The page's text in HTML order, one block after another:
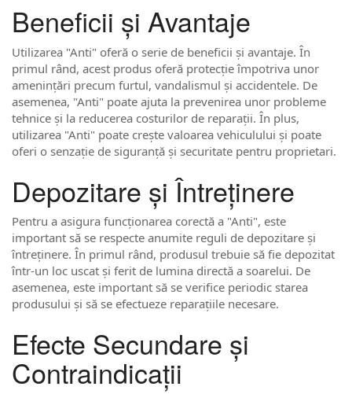
Beneficii și Avantaje
Utilizarea "Anti" oferă o serie de beneficii și avantaje. În
primul rând, acest produs oferă protecție împotriva unor
amenințări precum furtul, vandalismul și accidentele. De
asemenea, "Anti" poate ajuta la prevenirea unor probleme
tehnice și la reducerea costurilor de reparații. În plus,
utilizarea "Anti" poate crește valoarea vehiculului și poate
oferi o senzație de siguranță și securitate pentru proprietari.
Depozitare și Întreținere
Pentru a asigura funcționarea corectă a "Anti", este
important să se respecte anumite reguli de depozitare și
întreținere. În primul rând, produsul trebuie să fie depozitat
într-un loc uscat și ferit de lumina directă a soarelui. De
asemenea, este important să se verifice periodic starea
produsului și să se efectueze reparațiile necesare.
Efecte Secundare și
Contraindicații